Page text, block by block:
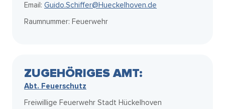
Email: Guido.Schiffer@Hueckelhoven.de
Raumnummer: Feuerwehr
ZUGEHÖRIGES AMT:
Abt. Feuerschutz
Freiwillige Feuerwehr Stadt Hückelhoven